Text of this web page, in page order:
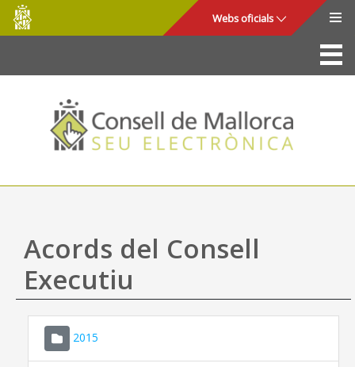
Salta al contingut principal
Consell
de
Mallorca
Webs oficials
La Seu
Consell de Mallorca
Accés i seguretat
Utilitats
Ajuda
Acords del Consell
Executiu
2015